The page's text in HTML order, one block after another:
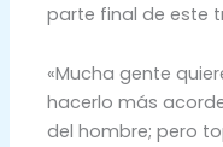
parte final de este
«Mucha gente
hacerlo más
del hombre; pero